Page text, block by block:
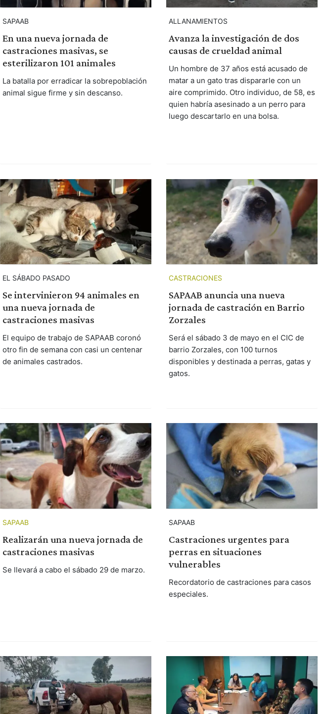
SAPAAB
En una nueva jornada de
castraciones masivas, se
esterilizaron 101 animales
La batalla por erradicar la sobrepoblación
animal sigue firme y sin descanso.
ALLANAMIENTOS
Avanza la investigación de dos
causas de crueldad animal
Un hombre de 37 años está acusado de
matar a un gato tras dispararle con un
aire comprimido. Otro individuo, de 58, es
quien habría asesinado a un perro para
luego descartarlo en una bolsa.
EL SÁBADO PASADO
Se intervinieron 94 animales en
una nueva jornada de
castraciones masivas
El equipo de trabajo de SAPAAB coronó
otro fin de semana con casi un centenar
de animales castrados.
CASTRACIONES
SAPAAB anuncia una nueva
jornada de castración en Barrio
Zorzales
Será el sábado 3 de mayo en el CIC de
barrio Zorzales, con 100 turnos
disponibles y destinada a perras, gatas y
gatos.
SAPAAB
Realizarán una nueva jornada de
castraciones masivas
Se llevará a cabo el sábado 29 de marzo.
SAPAAB
Castraciones urgentes para
perras en situaciones
vulnerables
Recordatorio de castraciones para casos
especiales.